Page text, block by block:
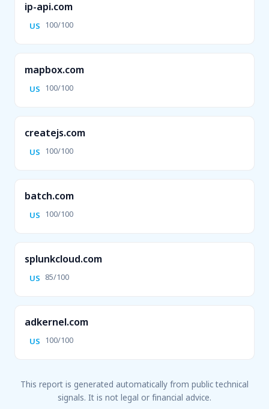
ip-api.com
US 100/100
mapbox.com
US 100/100
createjs.com
US 100/100
batch.com
US 100/100
splunkcloud.com
US 85/100
adkernel.com
US 100/100
This report is generated automatically from public technical
signals. It is not legal or financial advice.